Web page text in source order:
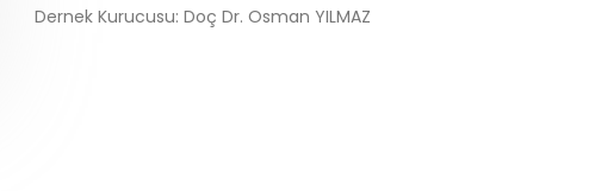
Dernek Kurucusu: Doç Dr. Osman YILMAZ